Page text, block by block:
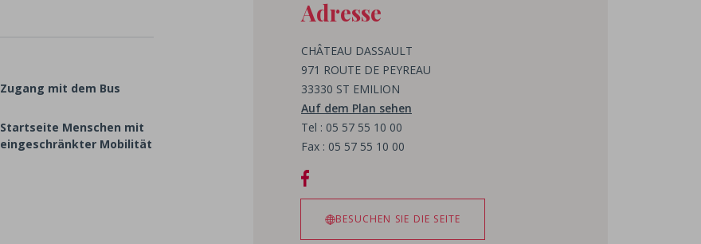
Zugang mit dem Bus
Startseite Menschen mit
eingeschränkter Mobilität
Adresse
CHÂTEAU DASSAULT
971 ROUTE DE PEYREAU
33330 ST EMILION
Auf dem Plan sehen
Tel : 05 57 55 10 00
Fax : 05 57 55 10 00
BESUCHEN SIE DIE SEITE